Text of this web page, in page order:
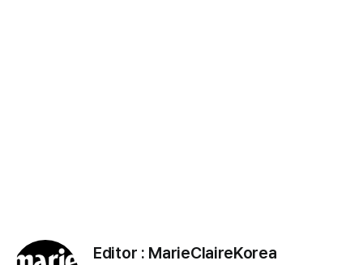
Editor : MarieClaireKorea